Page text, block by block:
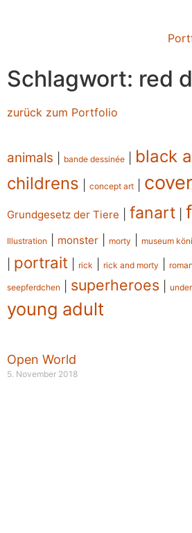
Schlagwort: red
zurück zum Portfolio
animals bande dessinée black
childrens concept art
Grundgesetz der Tiere fanart
Illustration monster morty museum
portrait rick rick and morty
seepferdchen superheroes
young adult
Open World
5. November 2018